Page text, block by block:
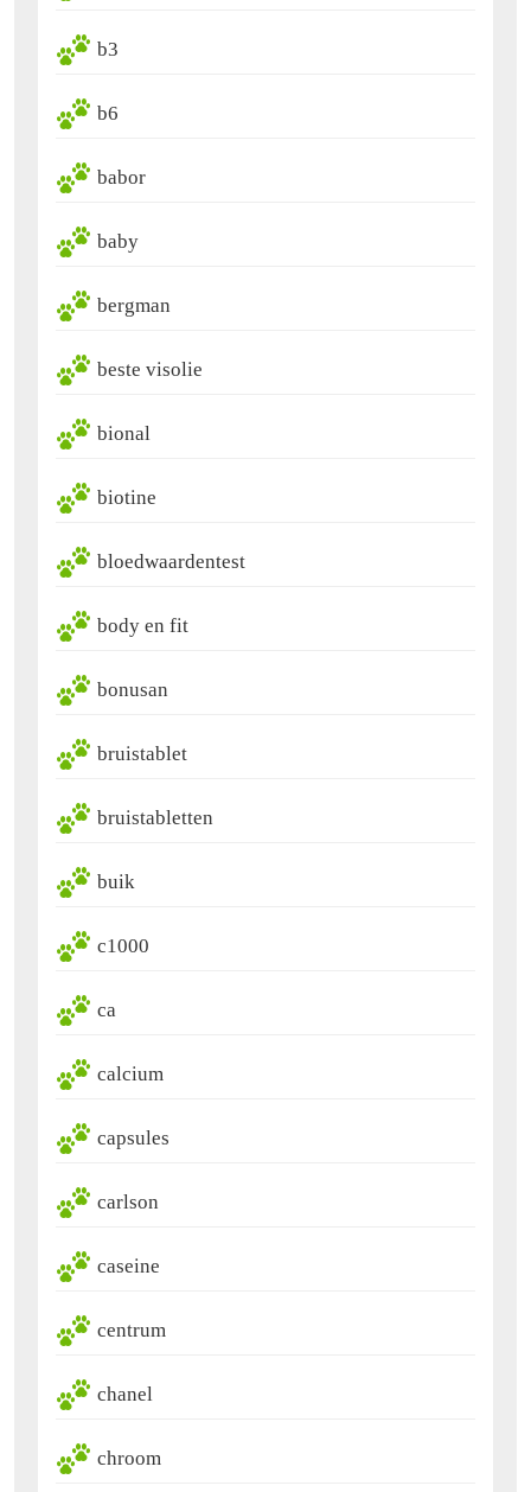
b3
b6
babor
baby
bergman
beste visolie
bional
biotine
bloedwaardentest
body en fit
bonusan
bruistablet
bruistabletten
buik
c1000
ca
calcium
capsules
carlson
caseine
centrum
chanel
chroom